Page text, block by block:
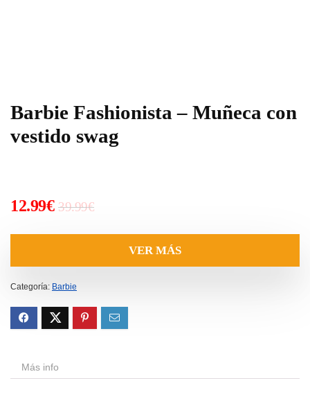
Barbie Fashionista – Muñeca con
vestido swag
39.99€El
original
era:
12.99€
El
actual
es:
VER MÁS
Categoría: Barbie
Más info